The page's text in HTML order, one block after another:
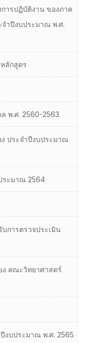
ารปฏิบัติงาน ของภาค
ำปีงบประมาณ พ.ศ.​
ลักสูตร
พ.ศ. 2560-2563
ง ประจำปีงบประมาณ
ระมาณ 2564
การตรวจประเมิน
ง คณะวิทยาศาสตร์
งบประมาณ พ.ศ. 2565